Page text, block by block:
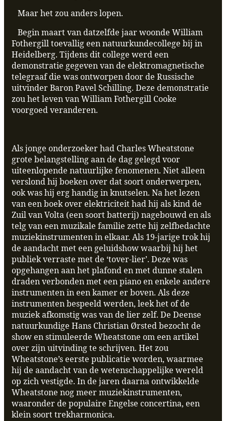
Maar het zou anders lopen.
Begin maart van datzelfde jaar woonde William
Fothergill toevallig een natuurkundecollege bij in
Heidelberg. Tijdens dit college werd een
demonstratie gegeven van de elektromagnetische
telegraaf die was ontworpen door de Russische
uitvinder Baron Pavel Schilling. Deze demonstratie
zou het leven van William Fothergill Cooke
voorgoed veranderen.
Als jonge onderzoeker had Charles Wheatstone
grote belangstelling aan de dag gelegd voor
uiteenlopende natuurlijke fenomenen. Niet alleen
verslond hij boeken over dat soort onderwerpen,
ook was hij erg handig in knutselen. Na het lezen
van een boek over elektriciteit had hij als kind de
Zuil van Volta (een soort batterij) nagebouwd en als
telg van een muzikale familie zette hij zelfbedachte
muziekinstrumenten in elkaar. Als 19-jarige trok hij
de aandacht met een geluidshow waarbij hij het
publiek verraste met de ‘tover-lier’. Deze was
opgehangen aan het plafond en met dunne stalen
draden verbonden met een piano en enkele andere
instrumenten in een kamer er boven. Als deze
instrumenten bespeeld werden, leek het of de
muziek afkomstig was van de lier zelf. De Deense
natuurkundige Hans Christian Ørsted bezocht de
show en stimuleerde Wheatstone om een artikel
over zijn uitvinding te schrijven. Het zou
Wheatstone’s eerste publicatie worden, waarmee
hij de aandacht van de wetenschappelijke wereld
op zich vestigde. In de jaren daarna ontwikkelde
Wheatstone nog meer muziekinstrumenten,
waaronder de populaire Engelse concertina, een
klein soort trekharmonica.